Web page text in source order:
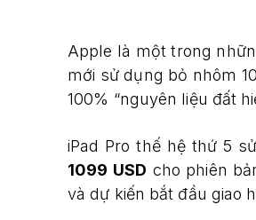
Apple là một trong
mới sử dụng bỏ nhôm
100% “nguyên liệu đất
iPad Pro thế hệ thứ 5
1099 USD cho phiên
và dự kiến bắt đầu giao